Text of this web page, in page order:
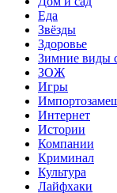
Еда
Звёзды
Здоровье
Зимние виды
ЗОЖ
Игры
Интернет
Истории
Компании
Криминал
Культура
Лайфхаки